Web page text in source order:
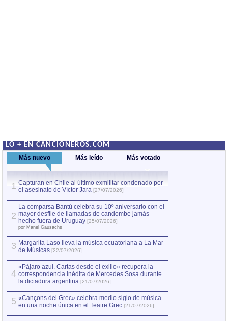
LO + EN CANCIONEROS.COM
Más nuevo Más leído Más votado
1 Capturan en Chile al último exmilitar condenado por
el asesinato de Víctor Jara [27/07/2026]
2
La comparsa Bantú celebra su 10º aniversario con el
mayor desfile de llamadas de candombe jamás
hecho fuera de Uruguay [25/07/2026]
por Manel Gausachs
3 Margarita Laso lleva la música ecuatoriana a La Mar
de Músicas [22/07/2026]
4
«Pájaro azul. Cartas desde el exilio» recupera la
correspondencia inédita de Mercedes Sosa durante
la dictadura argentina [21/07/2026]
5 «Cançons del Grec» celebra medio siglo de música
en una noche única en el Teatre Grec [21/07/2026]